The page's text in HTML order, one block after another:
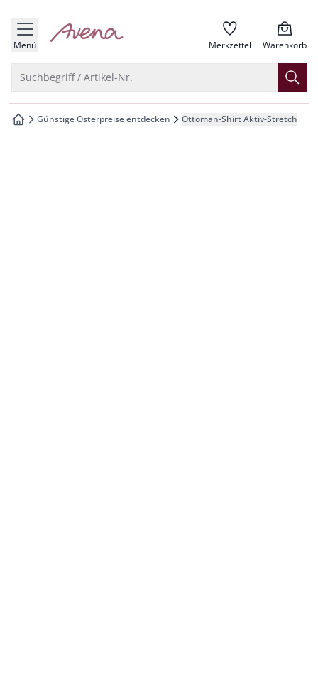
springen
springen
springen
springen
Menü zur Startseite Merkzettel Warenkorb
Suchbegriff / Artikel-Nr.
zur Startseite
Günstige Osterpreise entdecken Ottoman-Shirt Aktiv-Stretch